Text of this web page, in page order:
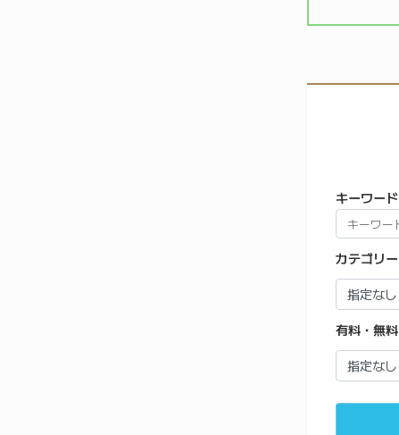
キーワード
カテゴリー
有料・無料